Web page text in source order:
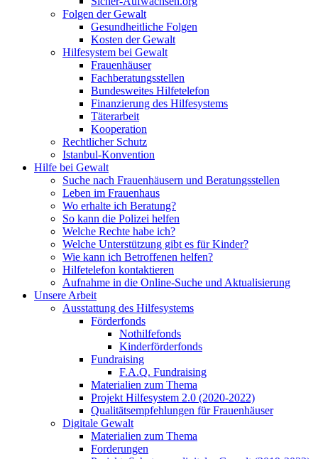
Folgen der Gewalt
Gesundheitliche Folgen
Kosten der Gewalt
Hilfesystem bei Gewalt
Frauenhäuser
Fachberatungsstellen
Bundesweites Hilfetelefon
Finanzierung des Hilfesystems
Täterarbeit
Kooperation
Rechtlicher Schutz
Istanbul-Konvention
Hilfe bei Gewalt
Suche nach Frauenhäusern und Beratungsstellen
Leben im Frauenhaus
Wo erhalte ich Beratung?
So kann die Polizei helfen
Welche Rechte habe ich?
Welche Unterstützung gibt es für Kinder?
Wie kann ich Betroffenen helfen?
Hilfetelefon kontaktieren
Aufnahme in die Online-Suche und Aktualisierung
Unsere Arbeit
Ausstattung des Hilfesystems
Förderfonds
Nothilfefonds
Kinderförderfonds
Fundraising
F.A.Q. Fundraising
Materialien zum Thema
Projekt Hilfesystem 2.0 (2020-2022)
Qualitätsempfehlungen für Frauenhäuser
Digitale Gewalt
Materialien zum Thema
Forderungen